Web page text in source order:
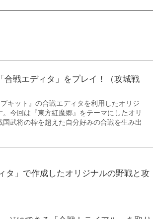
合戦エディタ」をプレイ！（攻城戦
キット』の合戦エディタを利用したオリジ
今回は『東方紅魔郷』をテーマにしたオリ
武将の枠を超えた自分好みの合戦を生み出
タ」で作成したオリジナルの野戦と攻